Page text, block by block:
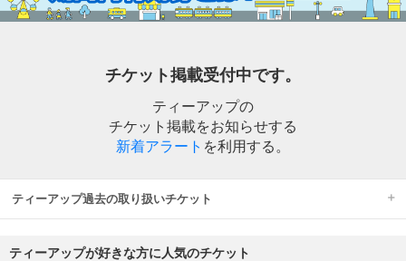
チケット掲載受付中です。
ティーアップの
チケット掲載をお知らせする
新着アラート を利用する。
ティーアップ過去の取り扱いチケット
ティーアップが好きな方に人気のチケット